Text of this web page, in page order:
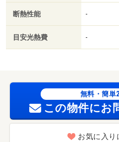
以上／セキュリティ会社加入
保証会社利用可／ローソン野
４６３ｍ／業務スーパー野々
ュ野々市店（スーパー）まで
断熱性能 -
目安光熱費 -
無料・簡単
この物件にお
お気に入り